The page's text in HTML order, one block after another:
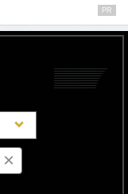
PR
週間
×